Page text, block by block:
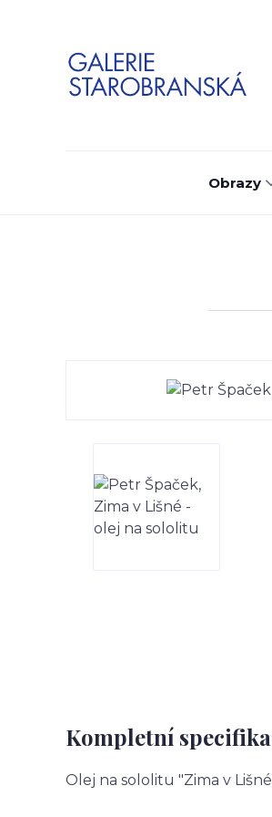
Obrazy
Kompletní
Olej na sololitu "Zima v